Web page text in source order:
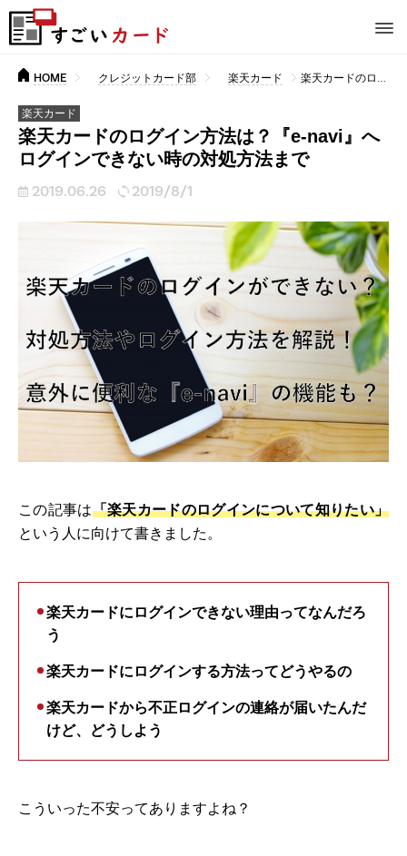
HOME クレジットカード部 楽天カード 楽天カードのログイン方法は？『e-navi』へログインできない時の対処方法まで
楽天カード
楽天カードのログイン方法は？『e-navi』へ
ログインできない時の対処方法まで
2019.06.26 2019/8/1
この記事は「楽天カードのログインについて知りたい」
という人に向けて書きました。
楽天カードにログインできない理由ってなんだろ
う
楽天カードにログインする方法ってどうやるの
楽天カードから不正ログインの連絡が届いたんだ
けど、どうしよう
こういった不安ってありますよね？